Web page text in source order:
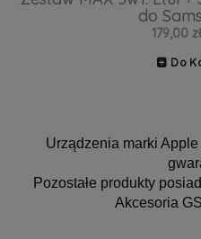
do
179,00 zł
Do
Urządzenia marki
Pozostałe produkty
Akcesoria